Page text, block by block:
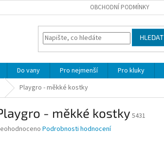
OBCHODNÍ PODMÍNKY
HLEDAT
Do vany Pro nejmenší Pro kluky
Playgro - měkké kostky
- měkké kostky5431
Podrobnosti hodnocení